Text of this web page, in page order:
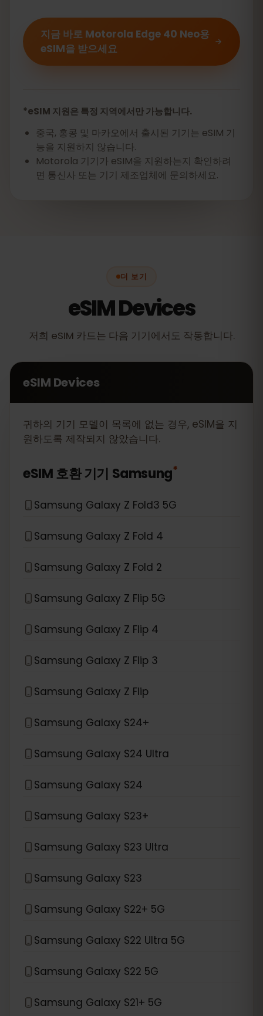
지금 바로 Motorola Edge 40 Neo용
eSIM을 받으세요
*eSIM 지원은 특정 지역에서만 가능합니다.
중국, 홍콩 및 마카오에서 출시된 기기는 eSIM 기
능을 지원하지 않습니다.
Motorola 기기가 eSIM을 지원하는지 확인하려
면 통신사 또는 기기 제조업체에 문의하세요.
더 보기
eSIM Devices
저희 eSIM 카드는 다음 기기에서도 작동합니다.
eSIM Devices
귀하의 기기 모델이 목록에 없는 경우, eSIM을 지
원하도록 제작되지 않았습니다.
eSIM 호환 기기 Samsung*
Samsung Galaxy Z Fold3 5G
Samsung Galaxy Z Fold 4
Samsung Galaxy Z Fold 2
Samsung Galaxy Z Flip 5G
Samsung Galaxy Z Flip 4
Samsung Galaxy Z Flip 3
Samsung Galaxy Z Flip
Samsung Galaxy S24+
Samsung Galaxy S24 Ultra
Samsung Galaxy S24
Samsung Galaxy S23+
Samsung Galaxy S23 Ultra
Samsung Galaxy S23
Samsung Galaxy S22+ 5G
Samsung Galaxy S22 Ultra 5G
Samsung Galaxy S22 5G
Samsung Galaxy S21+ 5G